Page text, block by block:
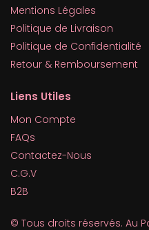
Mentions Légales
Politique de Livraison
Politique de Confidentialité
Retour & Remboursement
Liens Utiles
Mon Compte
FAQs
Contactez-Nous
C.G.V
B2B
© Tous droits réservés. Au